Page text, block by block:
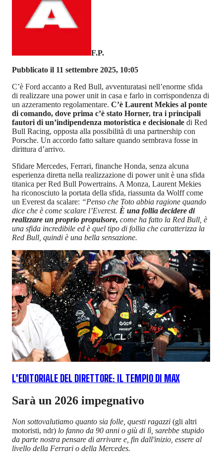
F.P.
Pubblicato il 11 settembre 2025, 10:05
C’è Ford accanto a Red Bull, avventuratasi nell’enorme sfida
di realizzare una power unit in casa e farlo in corrispondenza di
un azzeramento regolamentare. C’è Laurent Mekies al ponte
di comando, dove prima c’è stato Horner, tra i principali
fautori di un’indipendenza motoristica e decisionale di Red
Bull Racing, opposta alla possibilità di una partnership con
Porsche. Un accordo fatto saltare quando sembrava fosse in
dirittura d’arrivo.
Sfidare Mercedes, Ferrari, finanche Honda, senza alcuna
esperienza diretta nella realizzazione di power unit è una sfida
titanica per Red Bull Powertrains. A Monza, Laurent Mekies
ha riconosciuto la portata della sfida, riassunta da Wolff come
un Everest da scalare: “Penso che Toto abbia ragione quando
dice che è come scalare l’Everest. È una follia decidere di
realizzare un proprio propulsore, come ha fatto la Red Bull, è
una sfida incredibile ed è quel tipo di follia che caratterizza la
Red Bull, quindi è una bella sensazione.
L'EDITORIALE DEL DIRETTORE: IL TEMPIO DI MAX
Sarà un 2026 impegnativo
Non sottovalutiamo quanto sia folle, questi ragazzi (gli altri
motoristi, ndr) lo fanno da 90 anni o giù di lì, sarebbe stupido
da parte nostra pensare di arrivare e, fin dall'inizio, essere al
livello della Ferrari o della Mercedes.